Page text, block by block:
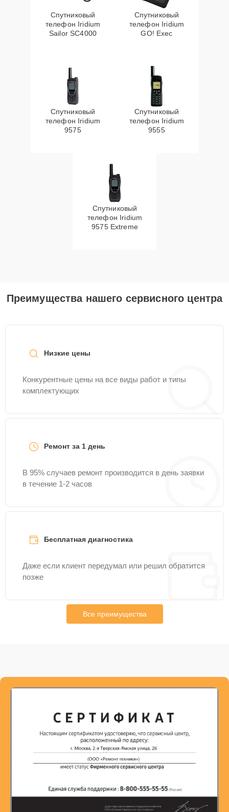
Спутниковый
телефон Iridium
Sailor SC4000
Спутниковый
телефон Iridium
GO! Exec
Спутниковый
телефон Iridium
9575
Спутниковый
телефон Iridium
9555
Спутниковый
телефон Iridium
9575 Extreme
Преимущества нашего сервисного центра
Низкие цены
Конкурентные цены на все виды работ и типы
комплектующих
Ремонт за 1 день
В 95% случаев ремонт производится в день заявки
в течение 1-2 часов
Бесплатная диагностика
Даже если клиент передумал или решил обратится
позже
Все преимущества